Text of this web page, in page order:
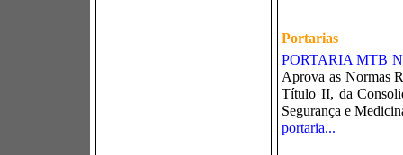
Portarias
PORTARIA MTB
Aprova as Normas
Título II, da
Segurança e
portaria...